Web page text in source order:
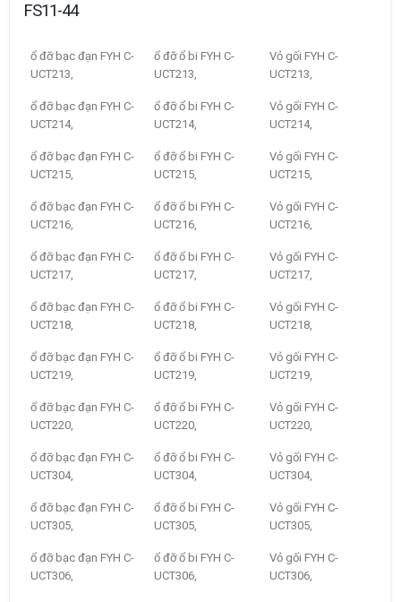
FS11-44
ổ đỡ bạc đạn FYH C-
UCT213,
ổ đỡ ổ bi FYH C-
UCT213,
Vỏ gối FYH C-
UCT213,
ổ đỡ bạc đạn FYH C-
UCT214,
ổ đỡ ổ bi FYH C-
UCT214,
Vỏ gối FYH C-
UCT214,
ổ đỡ bạc đạn FYH C-
UCT215,
ổ đỡ ổ bi FYH C-
UCT215,
Vỏ gối FYH C-
UCT215,
ổ đỡ bạc đạn FYH C-
UCT216,
ổ đỡ ổ bi FYH C-
UCT216,
Vỏ gối FYH C-
UCT216,
ổ đỡ bạc đạn FYH C-
UCT217,
ổ đỡ ổ bi FYH C-
UCT217,
Vỏ gối FYH C-
UCT217,
ổ đỡ bạc đạn FYH C-
UCT218,
ổ đỡ ổ bi FYH C-
UCT218,
Vỏ gối FYH C-
UCT218,
ổ đỡ bạc đạn FYH C-
UCT219,
ổ đỡ ổ bi FYH C-
UCT219,
Vỏ gối FYH C-
UCT219,
ổ đỡ bạc đạn FYH C-
UCT220,
ổ đỡ ổ bi FYH C-
UCT220,
Vỏ gối FYH C-
UCT220,
ổ đỡ bạc đạn FYH C-
UCT304,
ổ đỡ ổ bi FYH C-
UCT304,
Vỏ gối FYH C-
UCT304,
ổ đỡ bạc đạn FYH C-
UCT305,
ổ đỡ ổ bi FYH C-
UCT305,
Vỏ gối FYH C-
UCT305,
ổ đỡ bạc đạn FYH C-
UCT306,
ổ đỡ ổ bi FYH C-
UCT306,
Vỏ gối FYH C-
UCT306,